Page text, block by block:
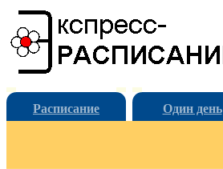
Расписание Один день